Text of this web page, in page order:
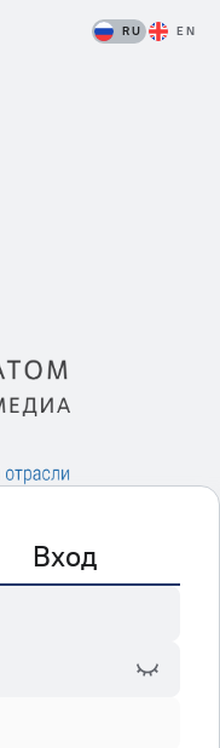
RU EN
Вход